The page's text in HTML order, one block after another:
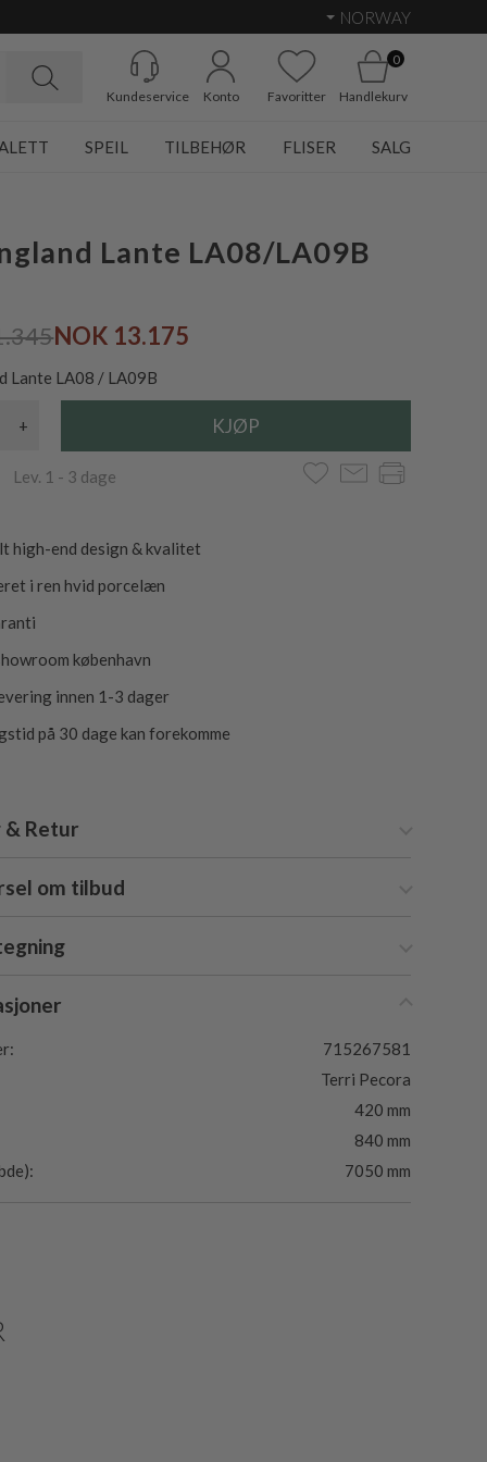
NORWAY
Kundeservice Konto Favoritter
0
Handlekurv
SPEIL TILBEHØR FLISER SALG
Lante LA08/LA09B
NOK 13.175
Lante LA08 / LA09B
+
1 - 3 dage
high-end design & kvalitet
i ren hvid porcelæn
københavn
innen 1-3 dager
på 30 dage kan forekomme
& Retur
om tilbud
715267581
Terri Pecora
420 mm
840 mm
7050 mm